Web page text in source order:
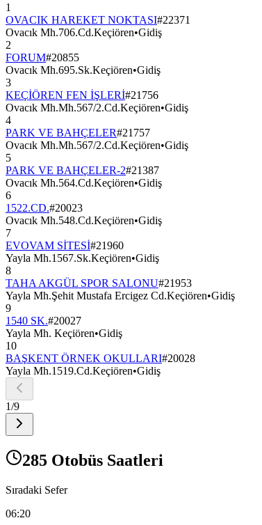
1
OVACIK HAREKET NOKTASI#22371
Ovacık Mh.706.Cd.Keçiören•Gidiş
2
FORUM#20855
Ovacık Mh.695.Sk.Keçiören•Gidiş
3
KEÇİÖREN FEN İŞLERİ#21756
Ovacık Mh.Mh.567/2.Cd.Keçiören•Gidiş
4
PARK VE BAHÇELER#21757
Ovacık Mh.Mh.567/2.Cd.Keçiören•Gidiş
5
PARK VE BAHÇELER-2#21387
Ovacık Mh.564.Cd.Keçiören•Gidiş
6
1522.CD.#20023
Ovacık Mh.548.Cd.Keçiören•Gidiş
7
EVOVAM SİTESİ#21960
Yayla Mh.1567.Sk.Keçiören•Gidiş
8
TAHA AKGÜL SPOR SALONU#21953
Yayla Mh.Şehit Mustafa Ercigez Cd.Keçiören•Gidiş
9
1540 SK.#20027
Yayla Mh. Keçiören•Gidiş
10
BAŞKENT ÖRNEK OKULLARI#20028
Yayla Mh.1519.Cd.Keçiören•Gidiş
1/9
285 Otobüs Saatleri
Sıradaki Sefer
06:20